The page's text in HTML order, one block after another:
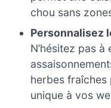
chou sans
Personnalisez
N’hésitez pas
herbes
unique à vos